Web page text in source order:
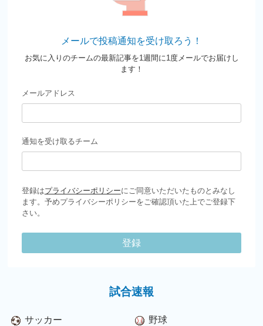
メールで投稿通知を受け取ろう！
お気に入りのチームの最新記事を1週間に1度メールでお届けし
ます！
メールアドレス
通知を受け取るチーム
登録はプライバシーポリシーにご同意いただいたものとみなし
ます。予めプライバシーポリシーをご確認頂いた上でご登録下
さい。
登録
試合速報
サッカー 野球